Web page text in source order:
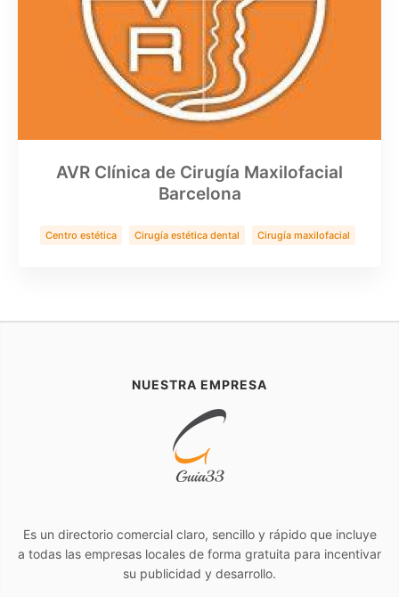
AVR Clínica de Cirugía Maxilofacial
Barcelona
Centro estética Cirugía estética dental
Cirugía maxilofacial
NUESTRA EMPRESA
Es un directorio comercial claro, sencillo y rápido que incluye
a todas las empresas locales de forma gratuita para incentivar
su publicidad y desarrollo.